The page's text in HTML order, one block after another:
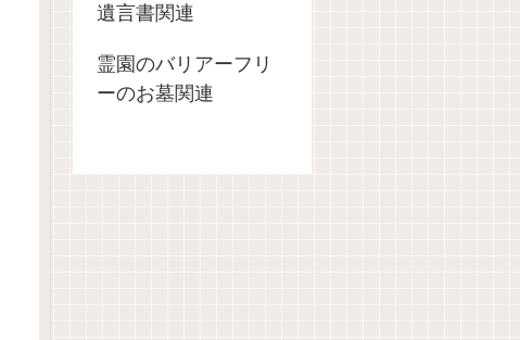
遺言書関連
霊園のバリアーフリ
ーのお墓関連